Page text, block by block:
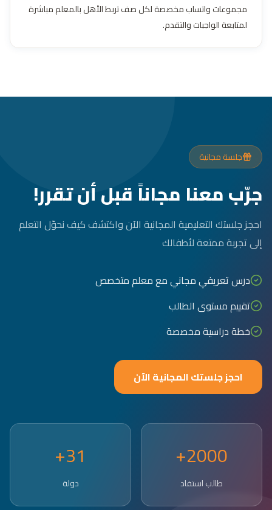
مجموعات واتساب مخصصة لكل صف تربط الأهل بالمعلم مباشرة
لمتابعة الواجبات والتقدم.
جلسة مجانية
جرّب معنا مجاناً قبل أن تقرر!
احجز جلستك التعليمية المجانية الآن واكتشف كيف نحوّل التعلم
إلى تجربة ممتعة لأطفالك
درس تعريفي مجاني مع معلم متخصص
تقييم مستوى الطالب
خطة دراسية مخصصة
احجز جلستك المجانية الآن
2000+
طالب استفاد
31+
دولة